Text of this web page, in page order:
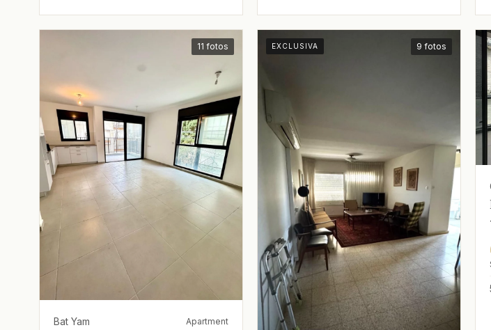
11 fotos
Bat Yam Apartment
EXCLUSIVA 9 fotos